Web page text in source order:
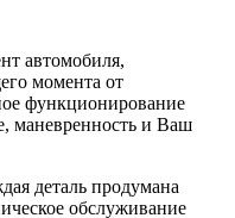
автомобиля,
момента от
функционирование
маневренность и Ваш
деталь продумана
обслуживание